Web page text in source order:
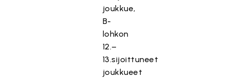
joukkue,
B-
lohkon
12.–
13.sijoittuneet
joukkueet